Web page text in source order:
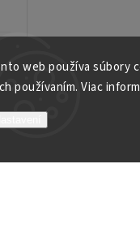
web používa súbory
používaním. Viac